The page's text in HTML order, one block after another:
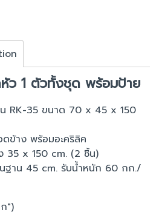
ว 1 ตัวทั้งชุด พร้อมป้าย
RK-35 ขนาด 70 x 45 x 150
ข้าง พร้อมอะคริลิค
35 x 150 cm. (2 ชิ้น)
ฐาน 45 cm. รับน้ำหนัก 60 กก./
")